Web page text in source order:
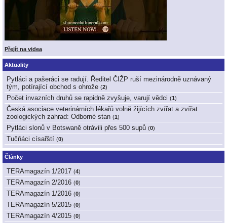
Přejít na videa
Aktuality
Pytláci a pašeráci se radují. Ředitel ČIŽP ruší mezinárodně uznávaný
tým, potírající obchod s ohrože (2)
Počet invazních druhů se rapidně zvyšuje, varují vědci (1 )
Česká asociace veterinárních lékařů volně žijících zvířat a zvířat
zoologických zahrad: Odborné stan (1 )
Pytláci slonů v Botswaně otrávili přes 500 supů (0)
Tučňáci císařští (0)
Články
TERAmagazín 1/2017 (4)
TERAmagazín 2/2016 (0)
TERAmagazín 1/2016 (0)
TERAmagazín 5/2015 (0)
TERAmagazín 4/2015 (0)